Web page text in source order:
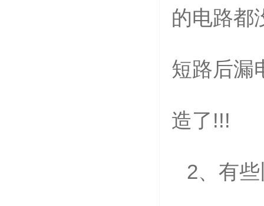
的电路都
短路后漏
造了 !!!
2、有